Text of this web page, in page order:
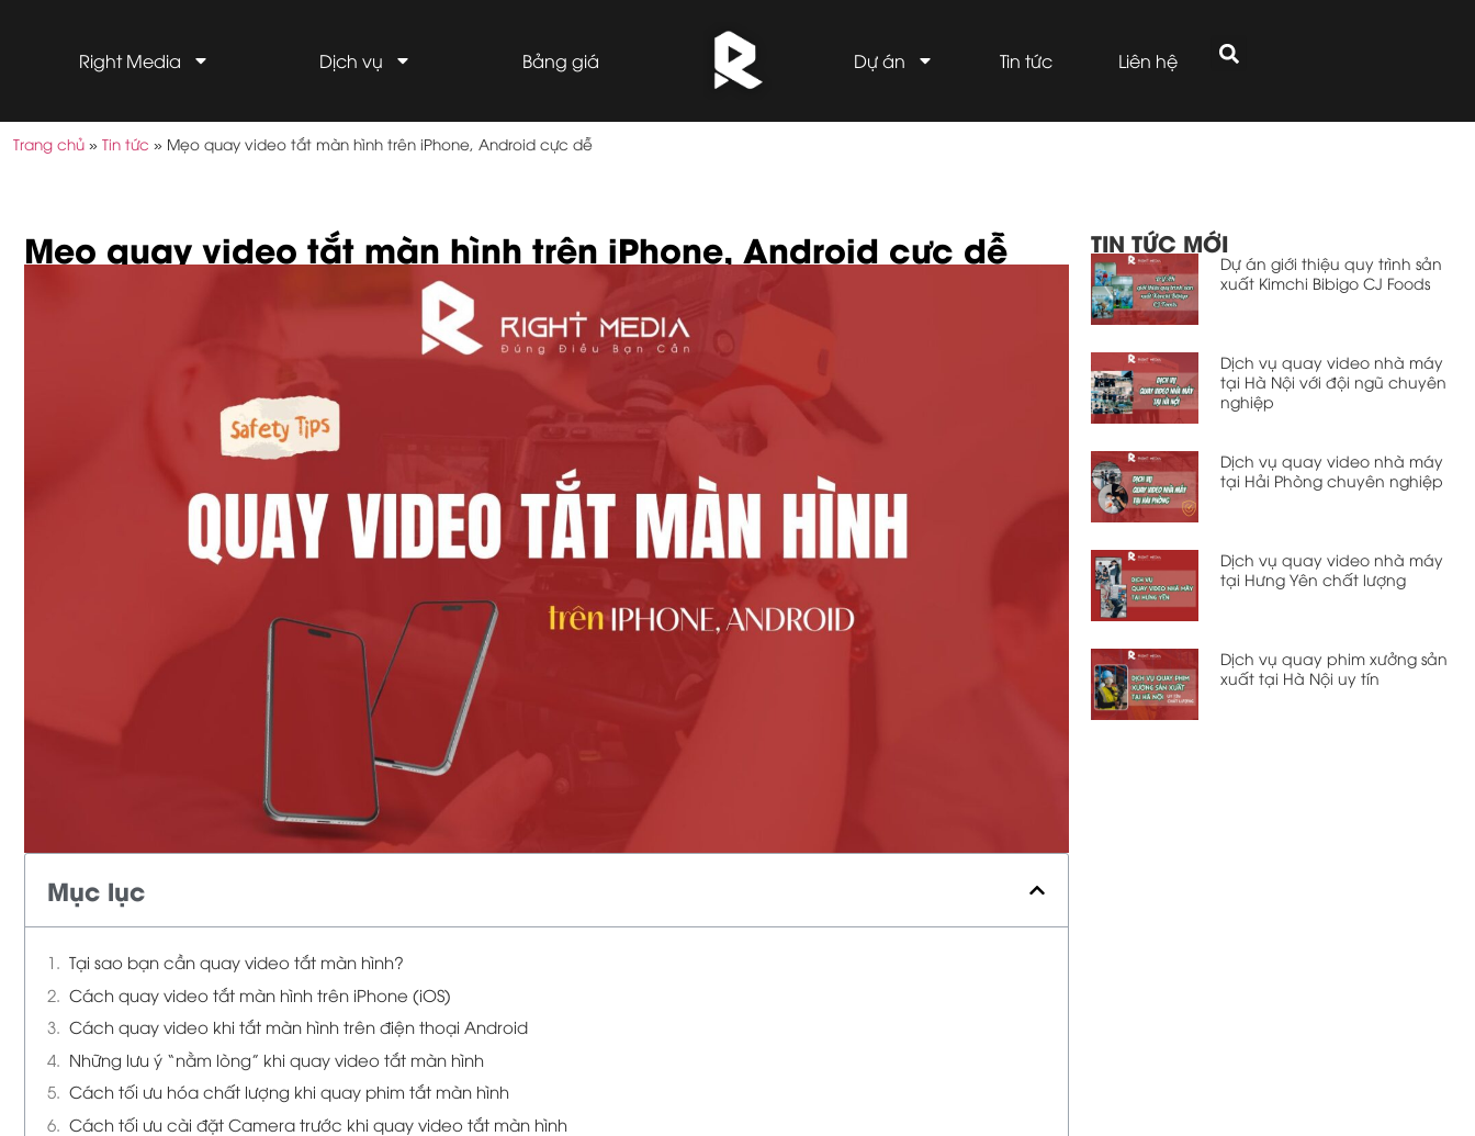
Right Media Dịch vụ Bảng giá Dự án Tin tức Liên hệ
Trang chủ » Tin tức » Mẹo quay video tắt màn hình trên iPhone, Android cực dễ
Mẹo quay video tắt màn hình trên iPhone, Android cực dễ
Mục lục
Tại sao bạn cần quay video tắt màn hình?
Cách quay video tắt màn hình trên iPhone (iOS)
Cách quay video khi tắt màn hình trên điện thoại Android
Những lưu ý “nằm lòng” khi quay video tắt màn hình
Cách tối ưu hóa chất lượng khi quay phim tắt màn hình
Cách tối ưu cài đặt Camera trước khi quay video tắt màn hình
TIN TỨC MỚI
Dự án giới thiệu quy trình sản
xuất Kimchi Bibigo CJ Foods
Dịch vụ quay video nhà máy
tại Hà Nội với đội ngũ chuyên
nghiệp
Dịch vụ quay video nhà máy
tại Hải Phòng chuyên nghiệp
Dịch vụ quay video nhà máy
tại Hưng Yên chất lượng
Dịch vụ quay phim xưởng sản
xuất tại Hà Nội uy tín